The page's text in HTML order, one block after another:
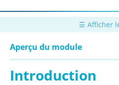
☰ Afficher
Aperçu du module
Introduction